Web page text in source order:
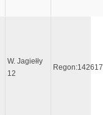
W. Jagiełły
12